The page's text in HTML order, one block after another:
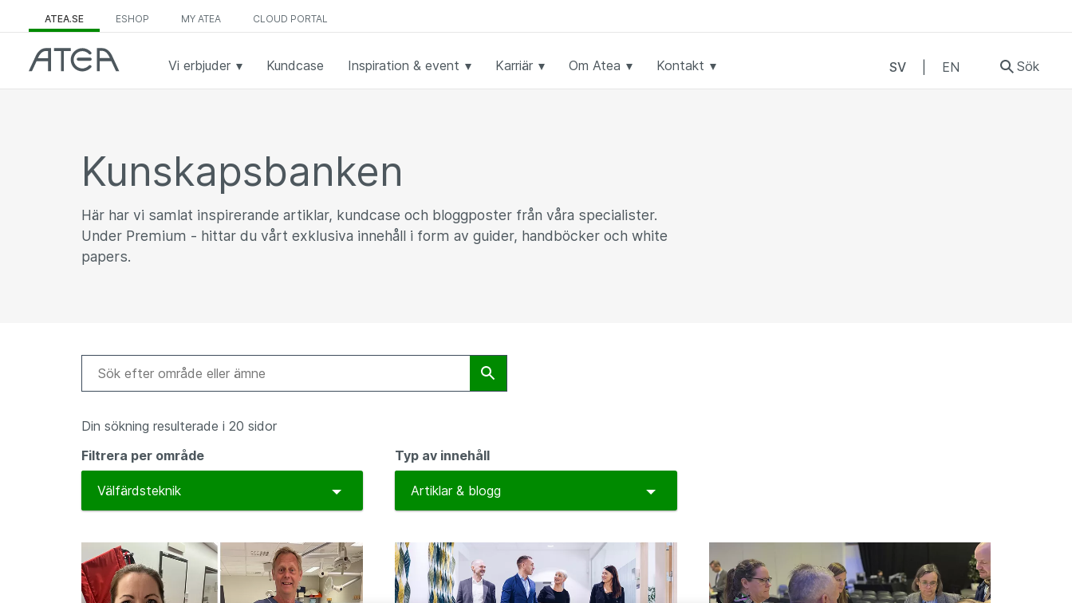
ATEA.SE ESHOP MY ATEA CLOUD PORTAL
Vi erbjuder Kundcase Inspiration & event Karriär Om Atea Kontakt SV EN Sök
Kunskapsbanken
Här har vi samlat inspirerande artiklar, kundcase och bloggposter från våra specialister.
Under Premium - hittar du vårt exklusiva innehåll i form av guider, handböcker och white
papers.
Din sökning resulterade i 20 sidor
Filtrera per område
Välfärdsteknik Toggle Dropdown
Typ av innehåll
Artiklar & blogg Toggle Dropdown